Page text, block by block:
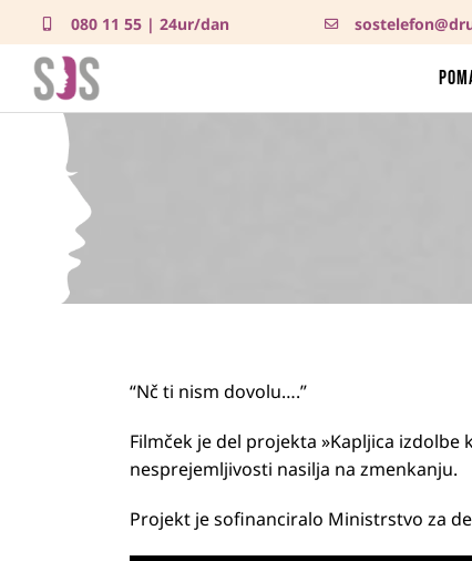
to
content
080 11 55| 24ur/dan
“Nč ti nism dovolu….”
Filmček je del projekta »Kapljica izdolbe
nesprejemljivosti nasilja na zmenkanju.
Projekt je sofinanciralo Ministrstvo za